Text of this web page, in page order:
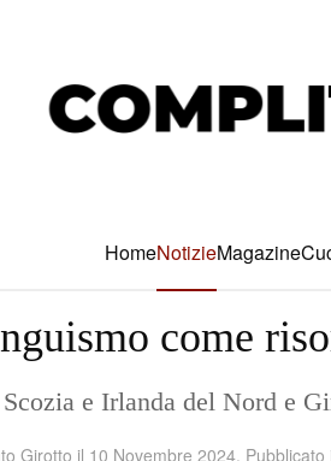
HomeNotizieMagazine
come
e Irlanda del Nord e
Girotto il 10 Novembre 2024. Pubblicato